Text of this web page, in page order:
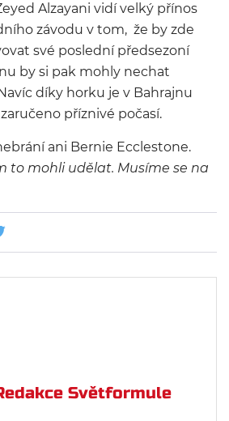
Alzayani vidí velký přínos
závodu v tom, že by zde
své poslední předsezoní
by si pak mohly nechat
díky horku je v Bahrajnu
příznivé počasí.
ani Bernie Ecclestone.
to mohli udělat. Musíme se na
Světformule